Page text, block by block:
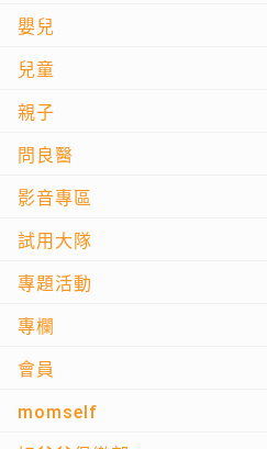
嬰兒
兒童
親子
問良醫
影音專區
試用大隊
專題活動
專欄
會員
momself